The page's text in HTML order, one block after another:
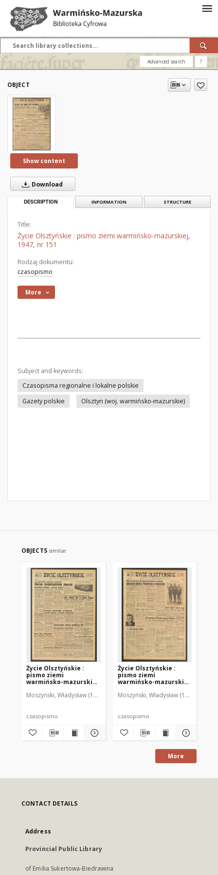
Advanced search ?
OBJECT
Show content
Download
DESCRIPTION INFORMATION STRUCTURE
Title:
Życie Olsztyńskie : pismo ziemi warmińsko-mazurskiej,
1947, nr 151
Rodzaj dokumentu:
czasopismo
More
Subject and keywords:
Czasopisma regionalne i lokalne polskie
Gazety polskie
Olsztyn (woj. warmińsko-mazurskie)
OBJECTS similar
Życie Olsztyńskie :
pismo ziemi
warmińsko-mazurskiej,
Moszyński, Władysław (1922-2001). Red. Mroczkowski, Włodzimierz
czasopismo
Życie Olsztyńskie :
pismo ziemi
warmińsko-mazurskiej,
Moszyński, Władysław (1922-2001).
czasopismo
More
CONTACT DETAILS
Address
Provincial Public Library
of Emilia Sukertowa-Biedrawina